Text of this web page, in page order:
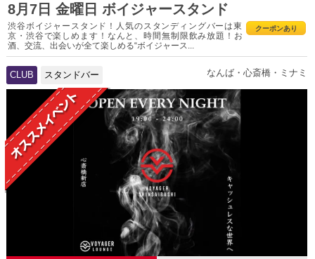
8月7日 金曜日 ボイジャースタンド
クーポンあり
渋谷ボイジャースタンド！人気のスタンディングバーは東
京・渋谷で楽しめます！なんと、時間無制限飲み放題！お
酒、交流、出会いが全て楽しめる“ボイジャース...
CLUB スタンドバー なんば・心斎橋・ミナミ